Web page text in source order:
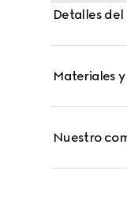
Detalles
Materiales
Nuestro